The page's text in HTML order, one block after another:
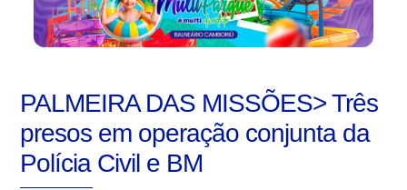
PALMEIRA DAS MISSÕES> Três
presos em operação conjunta da
Polícia Civil e BM